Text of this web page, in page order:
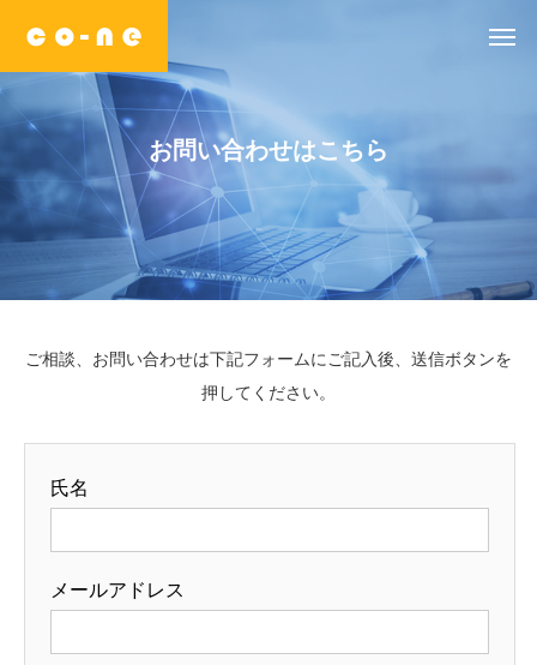
お問い合わせはこちら
ご相談、お問い合わせは下記フォームにご記入後、送信ボタンを
押してください。
氏名
メールアドレス